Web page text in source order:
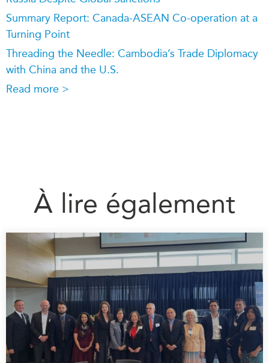
Summary Report: Canada-ASEAN Co-operation at a
Turning Point
Threading the Needle: Cambodia’s Trade Diplomacy
with China and the U.S.
Read more >
À lire également